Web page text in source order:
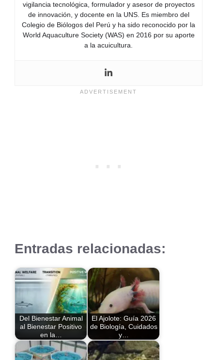
vigilancia tecnológica, formulador y asesor de proyectos
de innovación, y docente en la UNS. Es miembro del
Colegio de Biólogos del Perú y ha sido reconocido por la
World Aquaculture Society (WAS) en 2016 por su aporte
a la acuicultura.
Entradas relacionadas:
Del Bienestar Animal
al Bienestar Positivo
en la…
El Ajolote: Guía 2026
de Biología, Cuidados
y…